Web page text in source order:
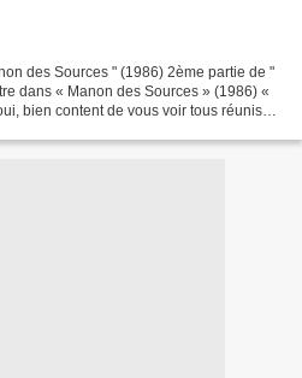
des Sources " (1986) 2ème partie de "
dans « Manon des Sources » (1986) «
bien content de vous voir tous réunis